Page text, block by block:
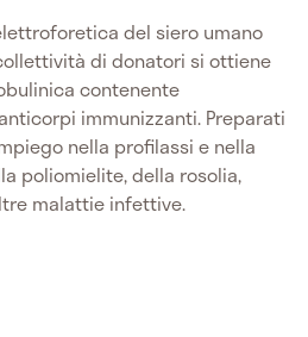
del siero umano
di donatori si ottiene
contenente
immunizzanti. Preparati
nella profilassi e nella
poliomielite, della rosolia,
malattie infettive.